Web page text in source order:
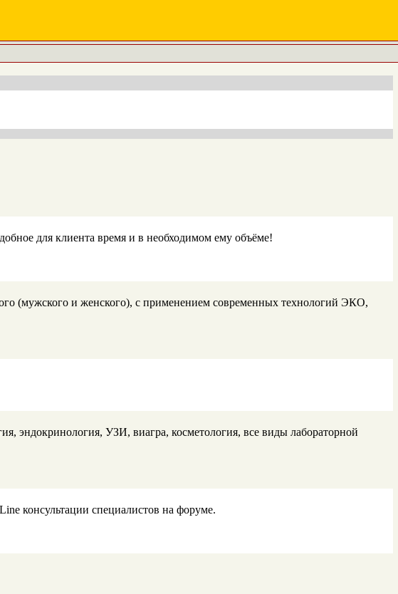
для клиента время и в необходимом ему объёме!
(мужского и женского), с применением современных технологий ЭКО,
эндокринология, УЗИ, виагра, косметология, все виды лабораторной
консультации специалистов на форуме.